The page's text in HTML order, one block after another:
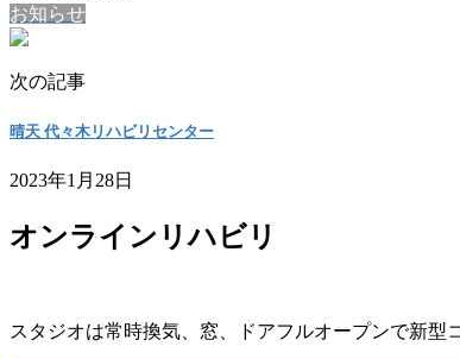
お知らせ
次の記事
晴天 代々木リハビリセンター
2023年1月28日
オンラインリハビリ
スタジオは常時換気、窓、ドアフルオープンで新型